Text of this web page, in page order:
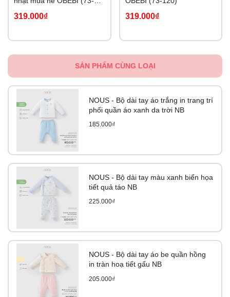
319.000₫ 319.000₫
SẢN PHẨM CÙNG LOẠI
NOUS - Bộ dài tay áo trắng in trang trí
phối quần áo xanh da trời NB
185.000₫
NOUS - Bộ dài tay màu xanh biển họa
tiết quả táo NB
225.000₫
NOUS - Bộ dài tay áo be quần hồng
in tràn hoạ tiết gấu NB
205.000₫